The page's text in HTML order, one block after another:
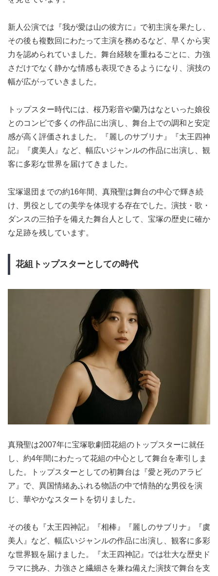
新人公演では『我が愛は山の彼方に』で初主演を果たし、
その後も複数回にわたって主演を務めるなど、早くから実
力を認められていました。舞台経験を重ねるごとに、力強
さだけでなく静かな情感も表現できるようになり、演技の
幅が広がっていきました。
トップスター時代には、桜乃彩音や蘭乃はなといった娘役
とのコンビで多くの作品に出演し、舞台上での調和と安定
感が高く評価されました。『麗しのサブリナ』『太王四神
記』『虞美人』など、幅広いジャンルの作品に出演し、観
客に多彩な世界を届けてきました。
宝塚退団までの約16年間、真飛聖は舞台の中心で輝き続
け、男役としての美学を体現する存在でした。演技・歌・
ダンスの三拍子を備えた舞台人として、宝塚の歴史に確か
な足跡を残しています。
花組トップスターとしての時代
真飛聖は2007年に宝塚歌劇団花組のトップスターに就任
し、約4年間にわたって花組の中心として舞台を牽引しま
した。トップスターとしての初舞台は『愛と死のアラビ
ア』で、異国情緒あふれる物語の中で情熱的な男役を演
じ、華やかなスタートを切りました。
その後も『太王四神記』『相棒』『麗しのサブリナ』『虞
美人』など、幅広いジャンルの作品に出演し、観客に多彩
な世界観を届けました。『太王四神記』では壮大な歴史ド
ラマに挑み、力強さと繊細さを兼ね備えた演技で舞台を支